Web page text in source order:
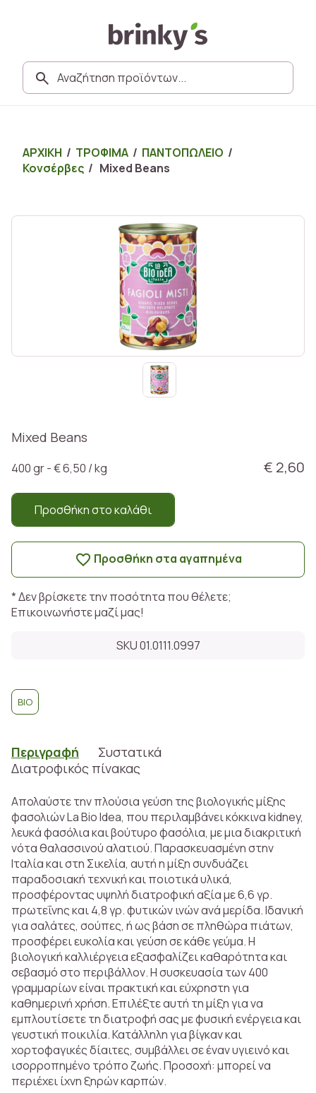
ΑΡΧΙΚΗ / ΤΡΟΦΙΜΑ / ΠΑΝΤΟΠΩΛΕΙΟ /
Κονσέρβες / Mixed Beans
Mixed Beans
€ 2,60
400 gr - € 6,50 / kg
Προσθήκη στο καλάθι
Προσθήκη στα αγαπημένα
* Δεν βρίσκετε την ποσότητα που θέλετε;
Επικοινωνήστε μαζί μας!
SKU 01.0111.0997
BIO
Περιγραφή
Συστατικά
Διατροφικός πίνακας
Απολαύστε την πλούσια γεύση της βιολογικής μίξης
φασολιών La Bio Idea, που περιλαμβάνει κόκκινα kidney,
λευκά φασόλια και βούτυρο φασόλια, με μια διακριτική
νότα θαλασσινού αλατιού. Παρασκευασμένη στην
Ιταλία και στη Σικελία, αυτή η μίξη συνδυάζει
παραδοσιακή τεχνική και ποιοτικά υλικά,
προσφέροντας υψηλή διατροφική αξία με 6,6 γρ.
πρωτεΐνης και 4,8 γρ. φυτικών ινών ανά μερίδα. Ιδανική
για σαλάτες, σούπες, ή ως βάση σε πληθώρα πιάτων,
προσφέρει ευκολία και γεύση σε κάθε γεύμα. Η
βιολογική καλλιέργεια εξασφαλίζει καθαρότητα και
σεβασμό στο περιβάλλον. Η συσκευασία των 400
γραμμαρίων είναι πρακτική και εύχρηστη για
καθημερινή χρήση. Επιλέξτε αυτή τη μίξη για να
εμπλουτίσετε τη διατροφή σας με φυσική ενέργεια και
γευστική ποικιλία. Κατάλληλη για βίγκαν και
χορτοφαγικές δίαιτες, συμβάλλει σε έναν υγιεινό και
ισορροπημένο τρόπο ζωής. Προσοχή: μπορεί να
περιέχει ίχνη ξηρών καρπών.